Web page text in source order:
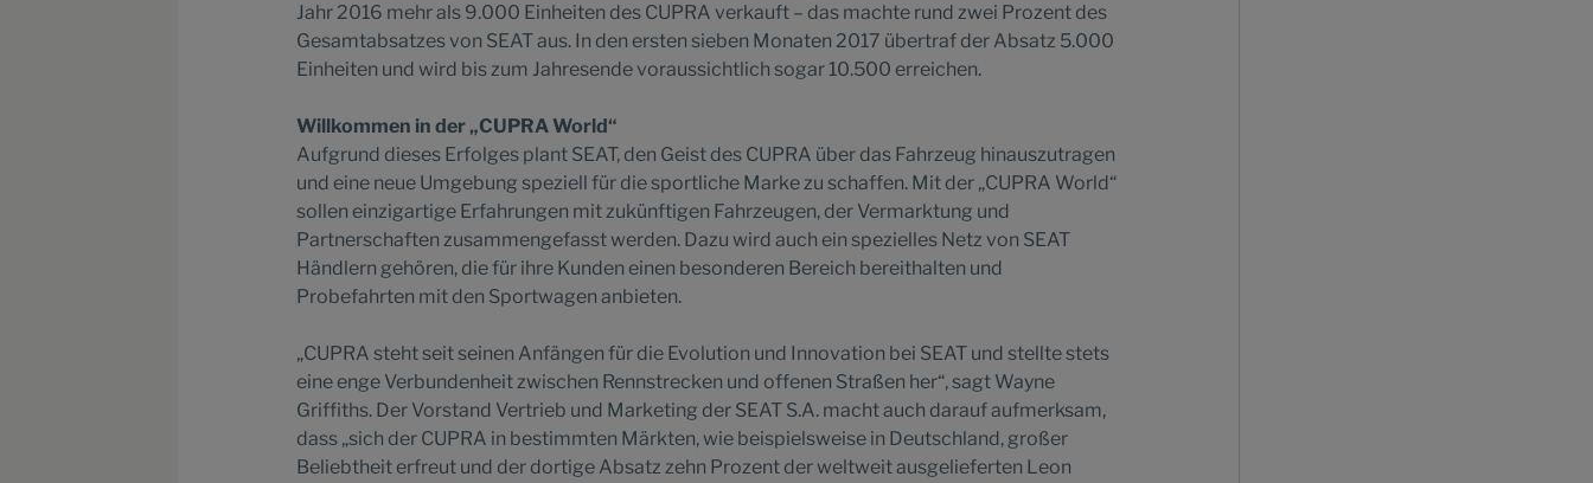
Jahr 2016 mehr als 9.000 Einheiten des CUPRA verkauft – das machte rund zwei Prozent des
Gesamtabsatzes von SEAT aus. In den ersten sieben Monaten 2017 übertraf der Absatz 5.000
Einheiten und wird bis zum Jahresende voraussichtlich sogar 10.500 erreichen.
Willkommen in der „CUPRA World“
Aufgrund dieses Erfolges plant SEAT, den Geist des CUPRA über das Fahrzeug hinauszutragen
und eine neue Umgebung speziell für die sportliche Marke zu schaffen. Mit der „CUPRA World“
sollen einzigartige Erfahrungen mit zukünftigen Fahrzeugen, der Vermarktung und
Partnerschaften zusammengefasst werden. Dazu wird auch ein spezielles Netz von SEAT
Händlern gehören, die für ihre Kunden einen besonderen Bereich bereithalten und
Probefahrten mit den Sportwagen anbieten.
„CUPRA steht seit seinen Anfängen für die Evolution und Innovation bei SEAT und stellte stets
eine enge Verbundenheit zwischen Rennstrecken und offenen Straßen her“, sagt Wayne
Griffiths. Der Vorstand Vertrieb und Marketing der SEAT S.A. macht auch darauf aufmerksam,
dass „sich der CUPRA in bestimmten Märkten, wie beispielsweise in Deutschland, großer
Beliebtheit erfreut und der dortige Absatz zehn Prozent der weltweit ausgelieferten Leon